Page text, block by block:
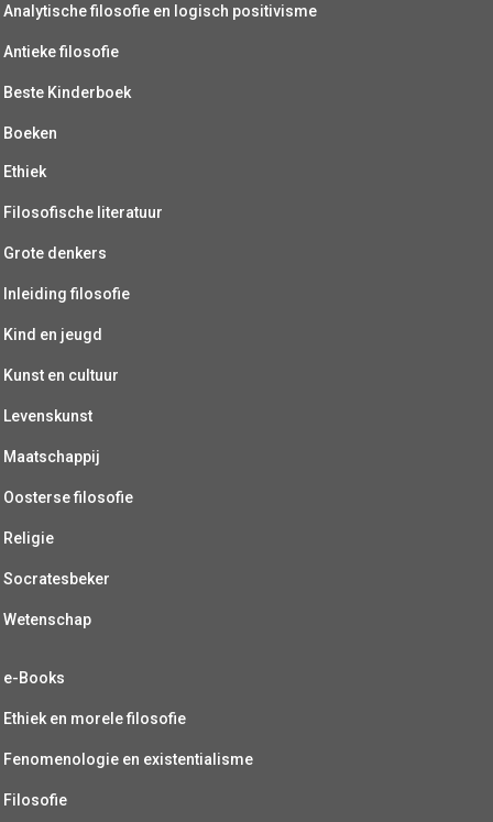
Analytische filosofie en logisch positivisme
Antieke filosofie
Beste Kinderboek
Boeken
Ethiek
Filosofische literatuur
Grote denkers
Inleiding filosofie
Kind en jeugd
Kunst en cultuur
Levenskunst
Maatschappij
Oosterse filosofie
Religie
Socratesbeker
Wetenschap
e-Books
Ethiek en morele filosofie
Fenomenologie en existentialisme
Filosofie